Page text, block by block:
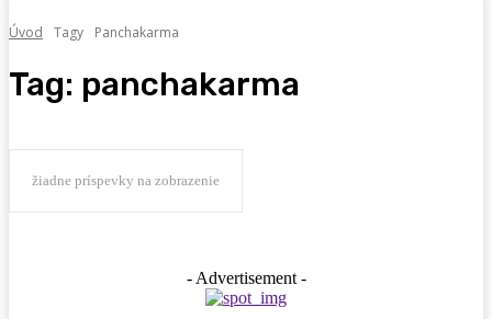
Úvod Tagy Panchakarma
Tag: panchakarma
žiadne príspevky na zobrazenie
- Advertisement -